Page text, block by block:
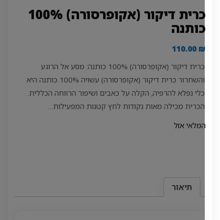
כרית דיקור (אקופרסורה) 100%
110.00
כרית דיקור (אקופרסורה) 100% כותנה: מסע אל הרוגע
והשחרור כרית דיקור (אקופרסורה) עשויה 100% כותנה היא
כלי נפלא להרפיה, הקלה על כאבים ושיפור הרווחה הכללית.
הכרית מכילה מאות נקודות לחץ קטנות המפעילות…
אזל
תיאור